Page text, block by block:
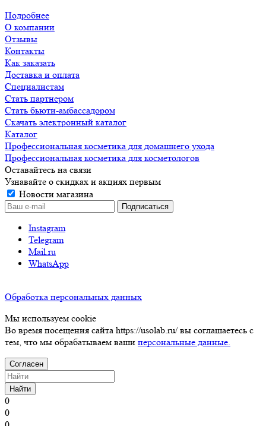
Подробнее
О компании
Отзывы
Контакты
Как заказать
Доставка и оплата
Специалистам
Стать партнером
Стать бьюти-амбассадором
Скачать электронный каталог
Каталог
Профессиональная косметика для домашнего ухода
Профессиональная косметика для косметологов
Оставайтесь на связи
Узнавайте о скидках и акциях первым
Новости магазина
Instagram
Telegram
Mail.ru
WhatsApp
Обработка персональных данных
Мы используем cookie
Во время посещения сайта https://usolab.ru/ вы соглашаетесь с
тем, что мы обрабатываем ваши персональные данные.
Согласен
Найти
0
0